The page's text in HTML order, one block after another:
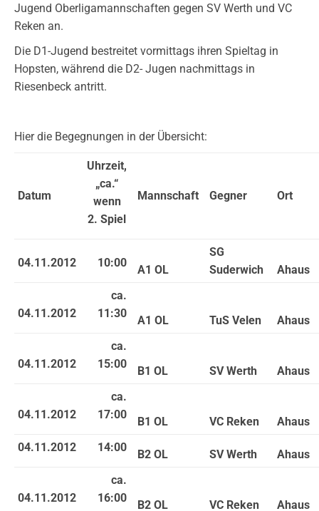
Jugend Oberligamannschaften gegen SV Werth und VC
Reken an.
Die D1-Jugend bestreitet vormittags ihren Spieltag in
Hopsten, während die D2- Jugen nachmittags in
Riesenbeck antritt.
Hier die Begegnungen in der Übersicht:
Datum
Uhrzeit,
„ca.“
wenn
2. Spiel
Mannschaft Gegner Ort
04.11.2012 10:00
A1 OL
SG
Suderwich
Ahaus
04.11.2012
ca.
11:30
A1 OL TuS Velen Ahaus
04.11.2012
ca.
15:00
B1 OL SV Werth Ahaus
04.11.2012
ca.
17:00
B1 OL VC Reken
Ahaus
04.11.2012
14:00
B2 OL SV Werth Ahaus
04.11.2012
ca.
16:00
B2 OL VC Reken Ahaus